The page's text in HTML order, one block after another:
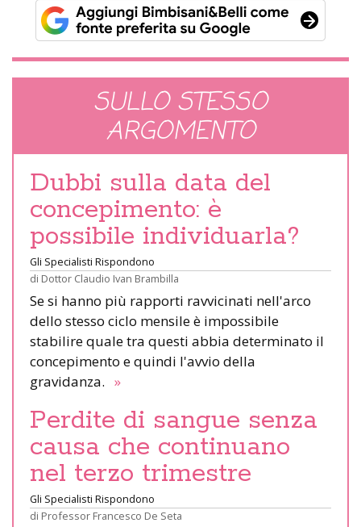
SULLO STESSO
ARGOMENTO
Dubbi sulla data del
concepimento: è
possibile individuarla?
Gli Specialisti Rispondono
di Dottor Claudio Ivan Brambilla
Se si hanno più rapporti ravvicinati nell'arco
dello stesso ciclo mensile è impossibile
stabilire quale tra questi abbia determinato il
concepimento e quindi l'avvio della
gravidanza. »
Perdite di sangue senza
causa che continuano
nel terzo trimestre
Gli Specialisti Rispondono
di Professor Francesco De Seta